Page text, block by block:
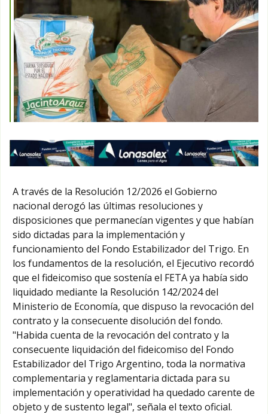
A través de la Resolución 12/2026 el Gobierno
nacional derogó las últimas resoluciones y
disposiciones que permanecían vigentes y que habían
sido dictadas para la implementación y
funcionamiento del Fondo Estabilizador del Trigo. En
los fundamentos de la resolución, el Ejecutivo recordó
que el fideicomiso que sostenía el FETA ya había sido
liquidado mediante la Resolución 142/2024 del
Ministerio de Economía, que dispuso la revocación del
contrato y la consecuente disolución del fondo.
"Habida cuenta de la revocación del contrato y la
consecuente liquidación del fideicomiso del Fondo
Estabilizador del Trigo Argentino, toda la normativa
complementaria y reglamentaria dictada para su
implementación y operatividad ha quedado carente de
objeto y de sustento legal", señala el texto oficial.